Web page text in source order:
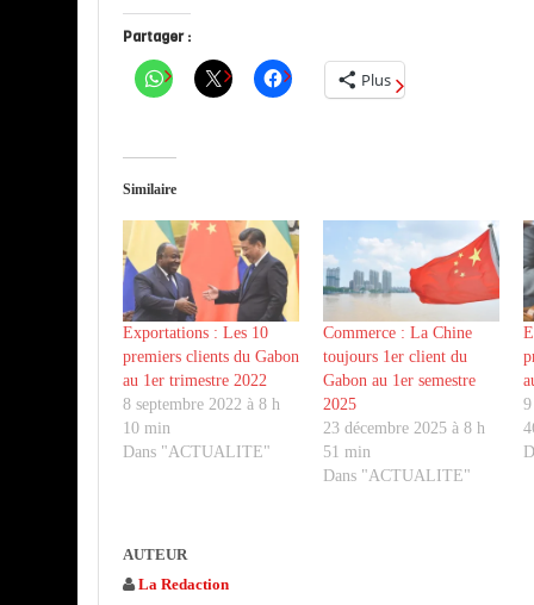
Partager :
Plus
Similaire
Exportations : Les 10
premiers clients du Gabon
au 1er trimestre 2022
8 septembre 2022 à 8 h
10 min
Dans "ACTUALITE"
Commerce : La Chine
toujours 1er client du
Gabon au 1er semestre
2025
23 décembre 2025 à 8 h
51 min
Dans "ACTUALITE"
AUTEUR
La Redaction